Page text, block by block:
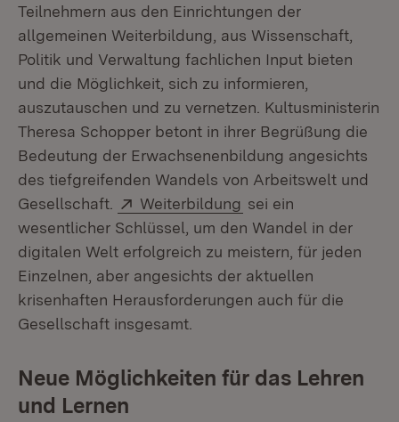
Teilnehmern aus den Einrichtungen der
allgemeinen Weiterbildung, aus Wissenschaft,
Politik und Verwaltung fachlichen Input bieten
und die Möglichkeit, sich zu informieren,
auszutauschen und zu vernetzen. Kultusministerin
Theresa Schopper betont in ihrer Begrüßung die
Bedeutung der Erwachsenenbildung angesichts
des tiefgreifenden Wandels von Arbeitswelt und
Gesellschaft.
Extern:
Weiterbildung (Öffnet in neuem
sei ein
wesentlicher Schlüssel, um den Wandel in der
digitalen Welt erfolgreich zu meistern, für jeden
Einzelnen, aber angesichts der aktuellen
krisenhaften Herausforderungen auch für die
Gesellschaft insgesamt.
Neue Möglichkeiten für das Lehren
und Lernen